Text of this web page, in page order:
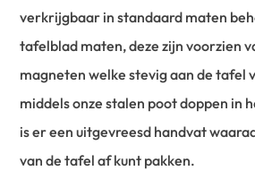
verkrijgbaar in standaard maten
tafelblad maten, deze zijn voorzien
magneten welke stevig aan de tafel
middels onze stalen poot doppen in
is er een uitgevreesd handvat
van de tafel af kunt pakken.